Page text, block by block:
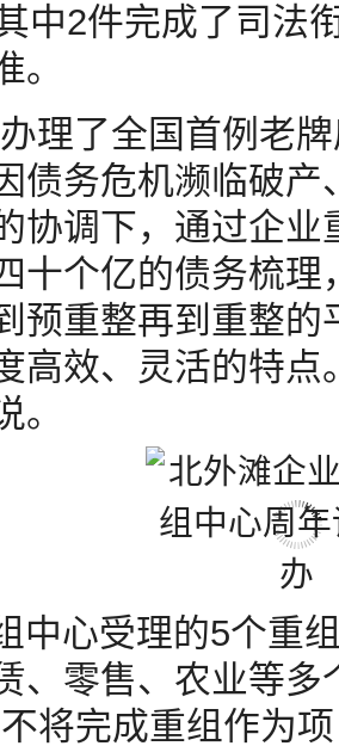
中2件完成了司法
。
理了全国首例老
债务危机濒临破
协调下，通过企
十个亿的债务梳
预重整再到重整
高效、灵活的特点
。
中心受理的5个重
、零售、农业等
将完成重组作为